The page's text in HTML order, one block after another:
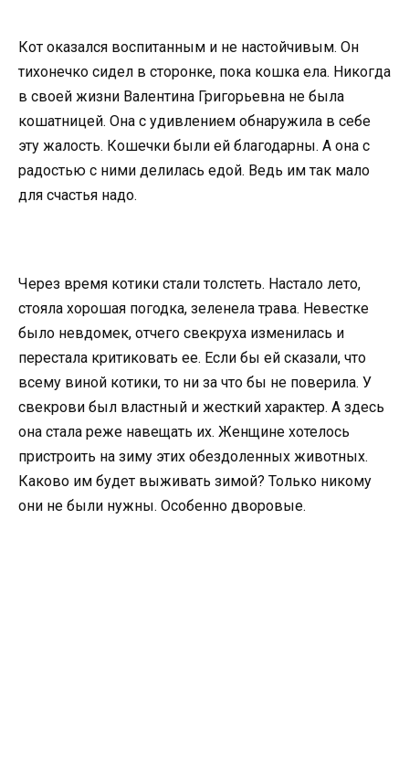
Кот оказался воспитанным и не настойчивым. Он
тихонечко сидел в сторонке, пока кошка ела. Никогда
в своей жизни Валентина Григорьевна не была
кошатницей. Она с удивлением обнаружила в себе
эту жалость. Кошечки были ей благодарны. А она с
радостью с ними делилась едой. Ведь им так мало
для счастья надо.
Через время котики стали толстеть. Настало лето,
стояла хорошая погодка, зеленела трава. Невестке
было невдомек, отчего свекруха изменилась и
перестала критиковать ее. Если бы ей сказали, что
всему виной котики, то ни за что бы не поверила. У
свекрови был властный и жесткий характер. А здесь
она стала реже навещать их. Женщине хотелось
пристроить на зиму этих обездоленных животных.
Каково им будет выживать зимой? Только никому
они не были нужны. Особенно дворовые.